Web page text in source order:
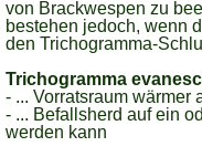
von Brackwespen zu
bestehen jedoch, wenn
den Trichogramma-
Trichogramma
- ... Vorratsraum wärmer
- ... Befallsherd auf ein
werden kann